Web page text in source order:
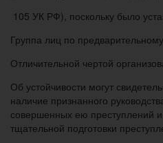
105 УК РФ), поскольку было
Группа лиц по
Отличительной чертой
Об устойчивости могут
наличие признанного
совершенных ею преступлений
тщательной подготовки